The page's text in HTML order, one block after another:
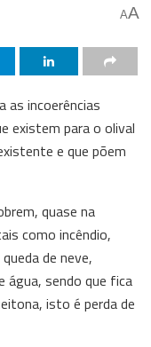
AA
as incoerências
existem para o olival
e que põem
quase na
como incêndio,
de neve,
água, sendo que fica
isto é perda de